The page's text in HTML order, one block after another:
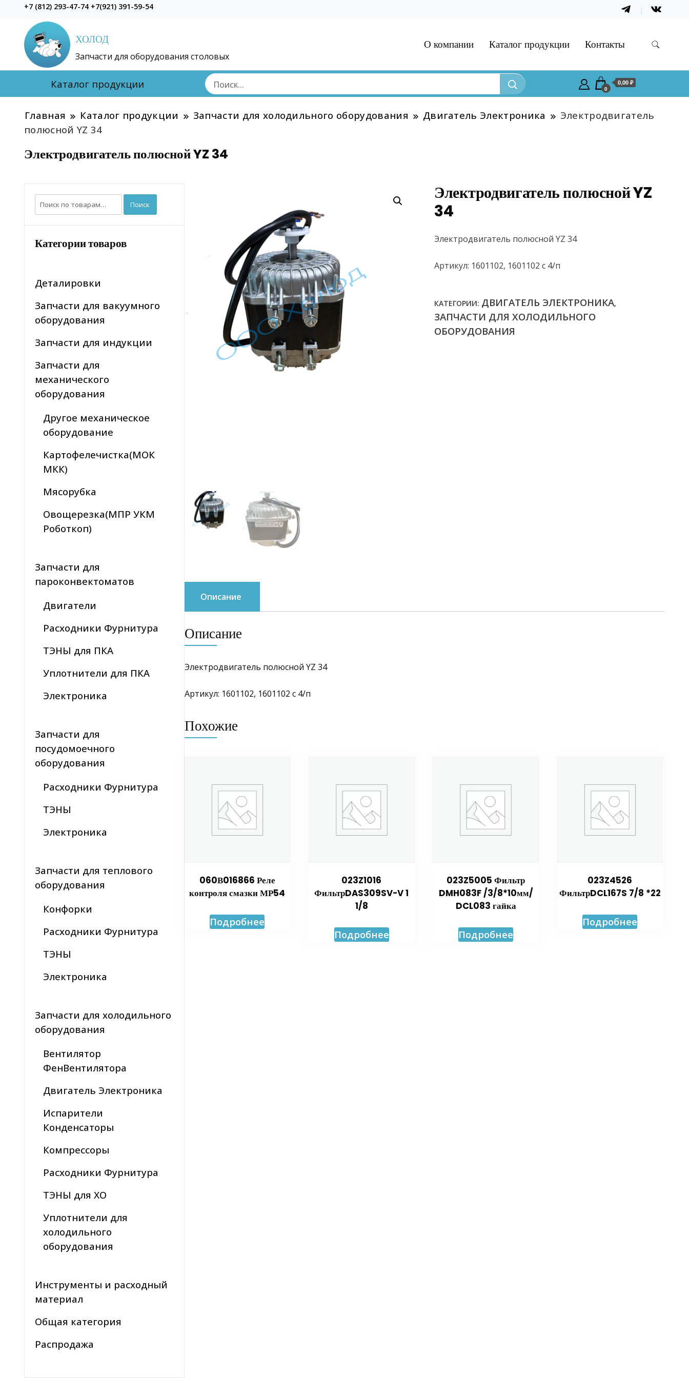
+7 (812) 293-47-74 +7(921) 391-59-54
ХОЛОД
Запчасти для оборудования столовых
О компании Каталог продукции Контакты
Каталог продукции 0
0,00 ₽
Главная Каталог продукции Запчасти для холодильного оборудования Двигатель Электроника
Электродвигатель
полюсной YZ 34
Электродвигатель полюсной YZ 34
Электродвигатель полюсной YZ
34
Электродвигатель полюсной YZ 34
Артикул: 1601102, 1601102 с 4/п
КАТЕГОРИИ: ДВИГАТЕЛЬ ЭЛЕКТРОНИКА,
ЗАПЧАСТИ ДЛЯ ХОЛОДИЛЬНОГО
ОБОРУДОВАНИЯ
Описание
Описание
Электродвигатель полюсной YZ 34
Артикул: 1601102, 1601102 с 4/п
Похожие
060В016866 Реле
контроля смазки МР54
Подробнее
023Z1016
ФильтрDAS309SV-V 1
1/8
Подробнее
023Z5005 Фильтр
DMH083F /3/8*10мм/
DCL083 гайка
Подробнее
023Z4526
ФильтрDCL167S 7/8 *22
Подробнее
Искать: Поиск
Категории товаров
Деталировки
Запчасти для вакуумного
оборудования
Запчасти для индукции
Запчасти для
механического
оборудования
Другое механическое
оборудование
Картофелечистка(МОК
МКК)
Мясорубка
Овощерезка(МПР УКМ
Роботкоп)
Запчасти для
пароконвектоматов
Двигатели
Расходники Фурнитура
ТЭНЫ для ПКА
Уплотнители для ПКА
Электроника
Запчасти для
посудомоечного
оборудования
Расходники Фурнитура
ТЭНЫ
Электроника
Запчасти для теплового
оборудования
Конфорки
Расходники Фурнитура
ТЭНЫ
Электроника
Запчасти для холодильного
оборудования
Вентилятор
ФенВентилятора
Двигатель Электроника
Испарители
Конденсаторы
Компрессоры
Расходники Фурнитура
ТЭНЫ для ХО
Уплотнители для
холодильного
оборудования
Инструменты и расходный
материал
Общая категория
Распродажа